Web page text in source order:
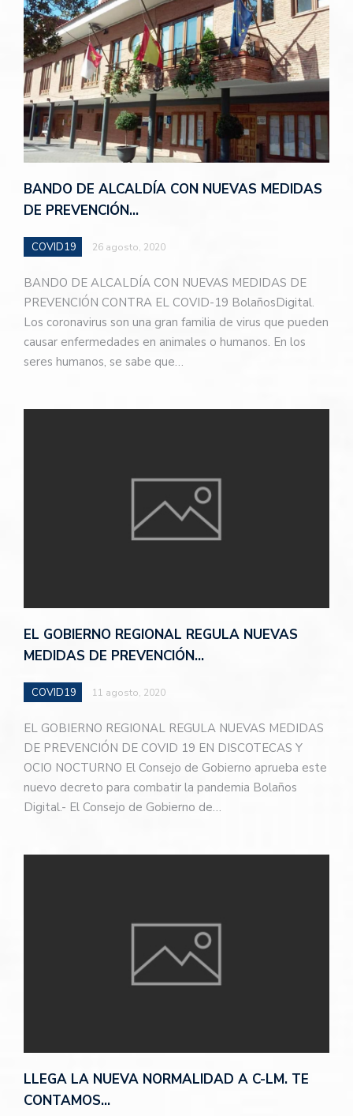
BANDO DE ALCALDÍA CON NUEVAS MEDIDAS
DE PREVENCIÓN…
COVID19 26 agosto, 2020
BANDO DE ALCALDÍA CON NUEVAS MEDIDAS DE
PREVENCIÓN CONTRA EL COVID-19 BolañosDigital.
Los coronavirus son una gran familia de virus que pueden
causar enfermedades en animales o humanos. En los
seres humanos, se sabe que…
EL GOBIERNO REGIONAL REGULA NUEVAS
MEDIDAS DE PREVENCIÓN…
COVID19 11 agosto, 2020
EL GOBIERNO REGIONAL REGULA NUEVAS MEDIDAS
DE PREVENCIÓN DE COVID 19 EN DISCOTECAS Y
OCIO NOCTURNO El Consejo de Gobierno aprueba este
nuevo decreto para combatir la pandemia Bolaños
Digital.- El Consejo de Gobierno de…
LLEGA LA NUEVA NORMALIDAD A C-LM. TE
CONTAMOS…